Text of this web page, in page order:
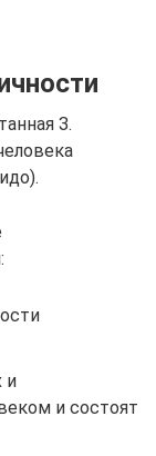
З.
и
и состоят